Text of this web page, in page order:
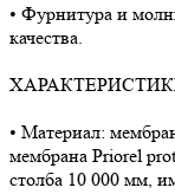
• Фурнитура и
качества.
• Материал:
мембрана Priorel
столба 10 000 мм,